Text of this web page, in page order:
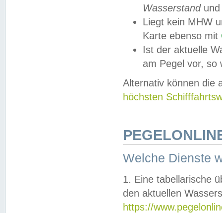
Wasserstandund
Liegt kein MHW
Karte ebenso mit
Ist der aktuelle
am Pegel vor,
Alternativ können die
höchsten
Welche Dienste
1. Eine tabellarische
den aktuellen
https://